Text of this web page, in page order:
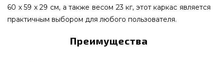
60 х 59 х 29 см, а также весом 23 кг, этот каркас является
практичным выбором для любого пользователя.
Преимущества